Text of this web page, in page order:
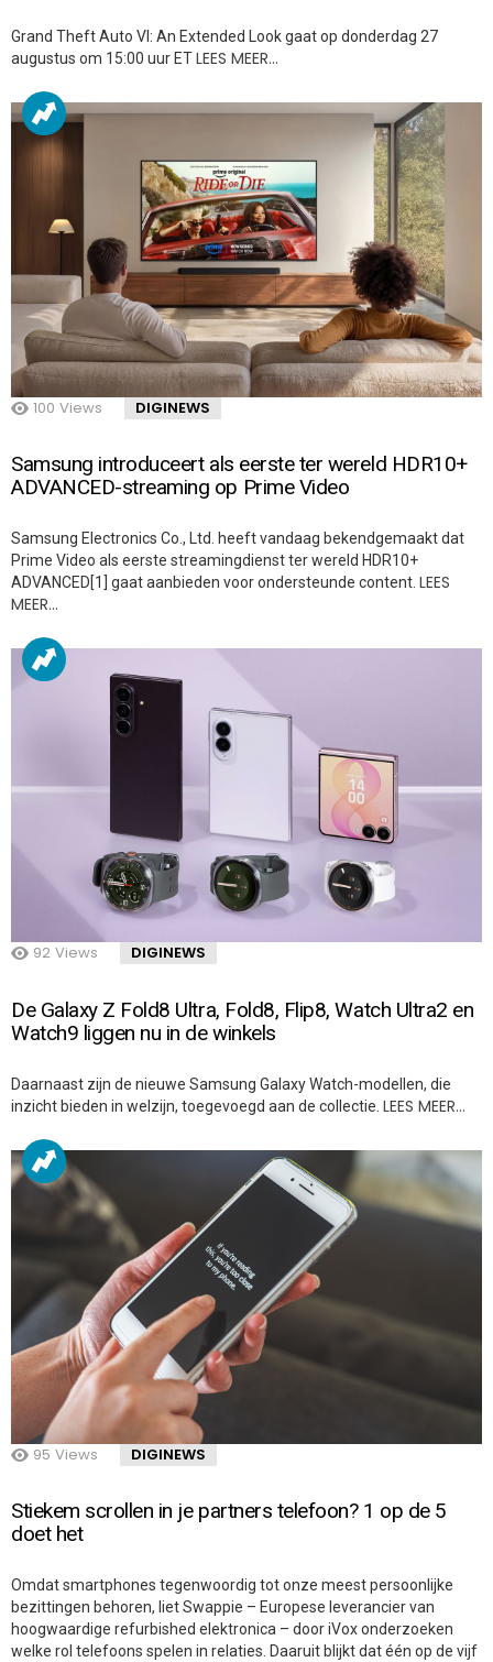
Grand Theft Auto VI: An Extended Look gaat op donderdag 27
augustus om 15:00 uur ETLEES MEER…
100 Views DIGINEWS
Samsung introduceert als eerste ter wereld HDR10+
ADVANCED-streaming op Prime Video
Samsung Electronics Co., Ltd. heeft vandaag bekendgemaakt dat
Prime Video als eerste streamingdienst ter wereld HDR10+
ADVANCED[1] gaat aanbieden voor ondersteunde content. LEES
MEER…
92 Views DIGINEWS
De Galaxy Z Fold8 Ultra, Fold8, Flip8, Watch Ultra2 en
Watch9 liggen nu in de winkels
Daarnaast zijn de nieuwe Samsung Galaxy Watch-modellen, die
inzicht bieden in welzijn, toegevoegd aan de collectie. LEES MEER…
95 Views DIGINEWS
Stiekem scrollen in je partners telefoon? 1 op de 5
doet het
Omdat smartphones tegenwoordig tot onze meest persoonlijke
bezittingen behoren, liet Swappie – Europese leverancier van
hoogwaardige refurbished elektronica – door iVox onderzoeken
welke rol telefoons spelen in relaties. Daaruit blijkt dat één op de vijf